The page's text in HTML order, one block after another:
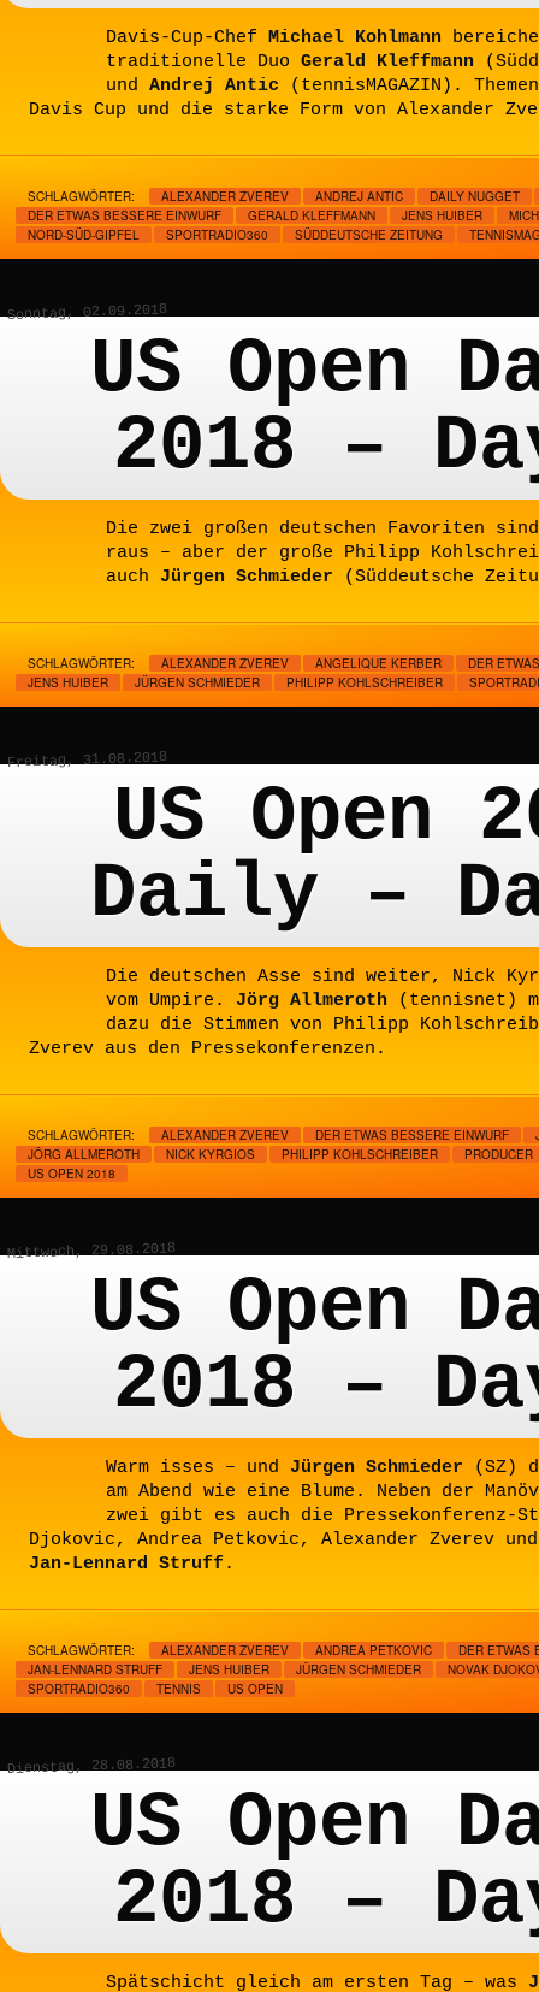
Davis-Cup-Chef Michael Kohlmann
traditionelle Duo Gerald Kleffmann
und Andrej Antic (tennisMAGAZIN).
Davis Cup und die starke Form von Alexander
SCHLAGWÖRTER: ALEXANDER ZVEREV ANDREJ ANTIC
DAILY NUGGET
DER ETWAS BESSERE EINWURF
GERALD KLEFFMANN JENS HUIBER
NORD-SÜD-GIPFEL
SPORTRADIO360 SÜDDEUTSCHE ZEITUNG
Sonntag, 02.09.2018
US Open
2018 –
Die zwei großen deutschen Favoriten sind
raus – aber der große Philipp
auch Jürgen Schmieder (Süddeutsche
SCHLAGWÖRTER: ALEXANDER ZVEREV ANGELIQUE KERBER
DER
JENS HUIBER
JÜRGEN SCHMIEDER PHILIPP KOHLSCHREIBER
Freitag, 31.08.2018
US Open
Daily –
Die deutschen Asse sind weiter, Nick
vom Umpire. Jörg Allmeroth (tennisnet)
dazu die Stimmen von Philipp
Zverev aus den Pressekonferenzen.
SCHLAGWÖRTER: ALEXANDER ZVEREV DER ETWAS BESSERE EINWURF
JÖRG ALLMEROTH
NICK KYRGIOS PHILIPP KOHLSCHREIBER
PRODUCER
US OPEN 2018
Mittwoch, 29.08.2018
US Open
2018 –
Warm isses – und Jürgen Schmieder (SZ)
am Abend wie eine Blume. Neben der
zwei gibt es auch die Pressekonferenz-
Djokovic, Andrea Petkovic, Alexander Zverev
Jan-Lennard Struff.
SCHLAGWÖRTER: ALEXANDER ZVEREV ANDREA PETKOVIC
DER ETWAS
JAN-LENNARD STRUFF
JENS HUIBER JÜRGEN SCHMIEDER
NOVAK
SPORTRADIO360
TENNIS US OPEN
Dienstag, 28.08.2018
US Open
2018 –
Spätschicht gleich am ersten Tag – was